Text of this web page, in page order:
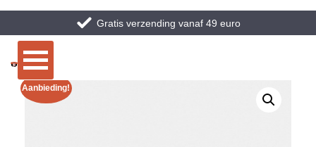
Gratis verzending vanaf 49 euro
Aanbieding!